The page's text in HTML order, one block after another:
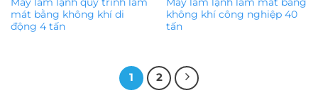
mát bằng không khí di
động 4 tấn
không khí công nghiệp 40
tấn
1 2